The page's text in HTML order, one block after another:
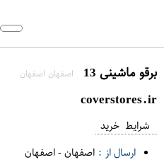
برقو ماشینی 13 اصفهان اصفهان
coverstores.ir
شرایط خرید
ارسال از : اصفهان-اصفهان